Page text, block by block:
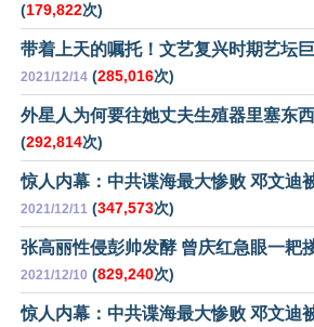
(179,822次)
带着上天的嘱托！文艺复兴时期艺坛
2021/12/14 (285,016次)
外星人为何要往她丈夫生殖器里塞东西
(292,814次)
惊人内幕：中共谍海最大惨败 邓文迪
2021/12/11 (347,573次)
张高丽性侵彭帅发酵 曾庆红急眼一耙
2021/12/10 (829,240次)
惊人内幕：中共谍海最大惨败 邓文迪